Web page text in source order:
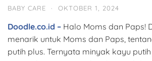
BABY CARE · OKTOBER 1, 2024
Doodle.co.id – Halo Moms dan Paps!
menarik untuk Moms dan Paps,
putih plus. Ternyata minyak kayu